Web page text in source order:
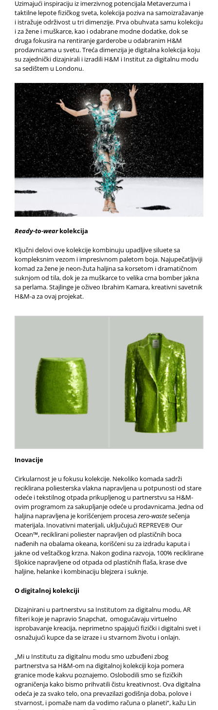
Uzimajući inspiraciju iz imerzivnog potencijala Metaverzuma i
taktilne lepote fizičkog sveta, kolekcija poziva na samoizražavanje
i istražuje održivost u tri dimenzije. Prva obuhvata samu kolekciju
i za žene i muškarce, kao i odabrane modne dodatke, dok se
druga fokusira na rentiranje garderobe u odabranim H&M
prodavnicama u svetu. Treća dimenzija je digitalna kolekcija koju
su zajednički dizajnirali i izradili H&M i Institut za digitalnu modu
sa sedištem u Londonu.
Ready-to-wearkolekcija
Ključni delovi ove kolekcije kombinuju upadljive siluete sa
kompleksnim vezom i impresivnom paletom boja. Najupečatljiviji
komad za žene je neon-žuta haljina sa korsetom i dramatičnom
suknjom od tila, dok je za muškarce to velika crna bomber jakna
sa perlama. Stajlinge je oživeo Ibrahim Kamara, kreativni savetnik
H&M-a za ovaj projekat.
Inovacije
Cirkularnost je u fokusu kolekcije. Nekoliko komada sadrži
reciklirana poliesterska vlakna napravljena u potpunosti od stare
odeće i tekstilnog otpada prikupljenog u partnerstvu sa H&M-
ovim programom za sakupljanje odeće u prodavnicama. Jedna od
haljina napravljena je korišćenjem procesazero-wastesečenja
materijala. Inovativni materijali, uključujući REPREVE® Our
Ocean™, reciklirani poliester napravljen od plastičnih boca
nađenih na obalama okeana, korišćeni su za izdradu kaputa i
jakne od veštačkog krzna. Nakon godina razvoja, 100% reciklirane
šljokice napravljene od otpada od plastičnih flaša, krase dve
haljine, helanke i kombinaciju blejzera i suknje.
O digitalnoj kolekciji
Dizajnirani u partnerstvu sa Institutom za digitalnu modu, AR
filteri koje je napravio Snapchat, omogućavaju virtuelno
isprobavanje kreacija, neprimetno spajajući fizički i digitalni svet i
osnažujući kupce da se izraze i u stvarnom životu i onlajn.
„Mi u Institutu za digitalnu modu smo uzbuđeni zbog
partnerstva sa H&M-om na digitalnoj kolekciji koja pomera
granice mode kakvu poznajemo. Oslobodili smo se fizičkih
ograničenja kako bismo prihvatili čistu kreativnost. Ova digitalna
odeća je za svako telo, ona prevazilazi godišnja doba, polove i
stvarnost, i pomaže nam da vodimo računa o planeti“, kažu Lin